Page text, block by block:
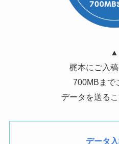
▲
梶本にご入
700MBまで
データを送る
データ